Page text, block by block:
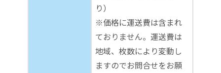
り）
※価格に運送費は含まれ
ておりません。運送費は
地域、枚数により変動し
ますのでお問合せをお願